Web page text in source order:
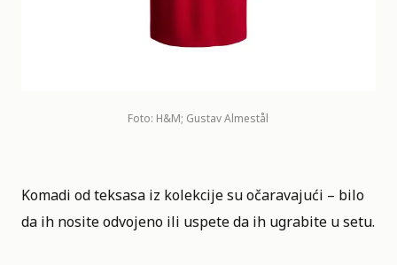
Foto: H&M; Gustav Almestål
Komadi od teksasa iz kolekcije su očaravajući – bilo
da ih nosite odvojeno ili uspete da ih ugrabite u setu.